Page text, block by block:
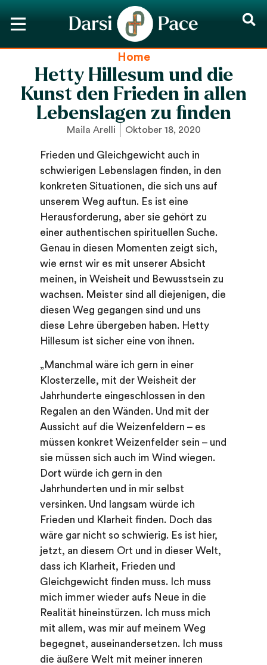
Home
Hetty Hillesum und die
Kunst den Frieden in allen
Lebenslagen zu finden
Maila Arelli Oktober 18, 2020
Frieden und Gleichgewicht auch in
schwierigen Lebenslagen finden, in den
konkreten Situationen, die sich uns auf
unserem Weg auftun. Es ist eine
Herausforderung, aber sie gehört zu
einer authentischen spirituellen Suche.
Genau in diesen Momenten zeigt sich,
wie ernst wir es mit unserer Absicht
meinen, in Weisheit und Bewusstsein zu
wachsen. Meister sind all diejenigen, die
diesen Weg gegangen sind und uns
diese Lehre übergeben haben. Hetty
Hillesum ist sicher eine von ihnen.
„Manchmal wäre ich gern in einer
Klosterzelle, mit der Weisheit der
Jahrhunderte eingeschlossen in den
Regalen an den Wänden. Und mit der
Aussicht auf die Weizenfeldern – es
müssen konkret Weizenfelder sein – und
sie müssen sich auch im Wind wiegen.
Dort würde ich gern in den
Jahrhunderten und in mir selbst
versinken. Und langsam würde ich
Frieden und Klarheit finden. Doch das
wäre gar nicht so schwierig. Es ist hier,
jetzt, an diesem Ort und in dieser Welt,
dass ich Klarheit, Frieden und
Gleichgewicht finden muss. Ich muss
mich immer wieder aufs Neue in die
Realität hineinstürzen. Ich muss mich
mit allem, was mir auf meinem Weg
begegnet, auseinandersetzen. Ich muss
die äußere Welt mit meiner inneren